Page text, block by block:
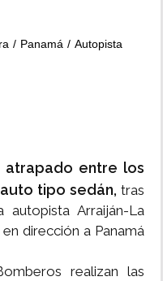
Panamá
Autopista
atrapado entre los
tipo sedán, tras
Arraiján-La
dirección a Panamá
realizan las